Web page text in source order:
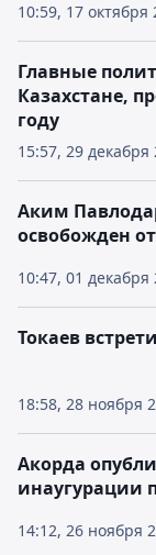
10:59, 17 октября
15:57, 29 декабря
Главные
Казахстане,
году
10:47, 01 декабря
Аким
освобожден
18:58, 28 ноября
Токаев
14:12, 26 ноября
Акорда
инаугурации